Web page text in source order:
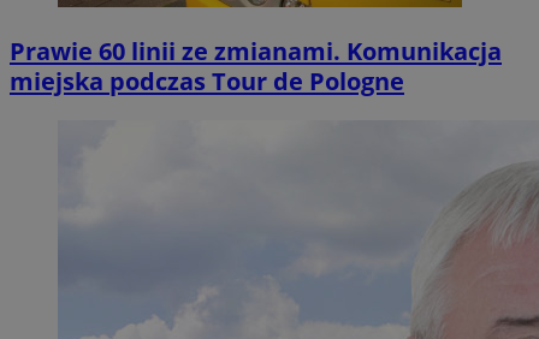
Prawie 60 linii ze zmianami. Komunikacja
miejska podczas Tour de Pologne